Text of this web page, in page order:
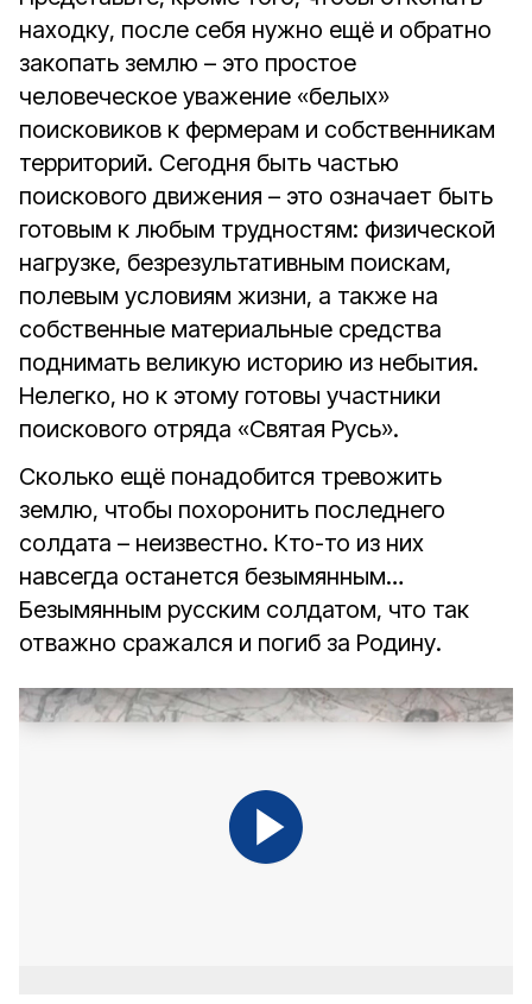
находку, после себя нужно ещё и обратно
закопать землю – это простое
человеческое уважение «белых»
поисковиков к фермерам и собственникам
территорий. Сегодня быть частью
поискового движения – это означает быть
готовым к любым трудностям: физической
нагрузке, безрезультативным поискам,
полевым условиям жизни, а также на
собственные материальные средства
поднимать великую историю из небытия.
Нелегко, но к этому готовы участники
поискового отряда «Святая Русь».
Сколько ещё понадобится тревожить
землю, чтобы похоронить последнего
солдата – неизвестно. Кто-то из них
навсегда останется безымянным…
Безымянным русским солдатом, что так
отважно сражался и погиб за Родину.